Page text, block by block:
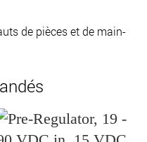
de pièces et de main-